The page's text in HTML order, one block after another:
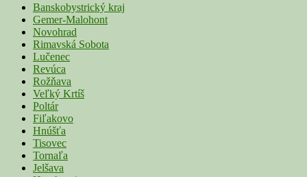
Primárne
menu
Banskobystrický kraj
Gemer-Malohont
Novohrad
Rimavská Sobota
Lučenec
Revúca
Rožňava
Veľký Krtíš
Poltár
Fiľakovo
Hnúšťa
Tisovec
Tornaľa
Jelšava